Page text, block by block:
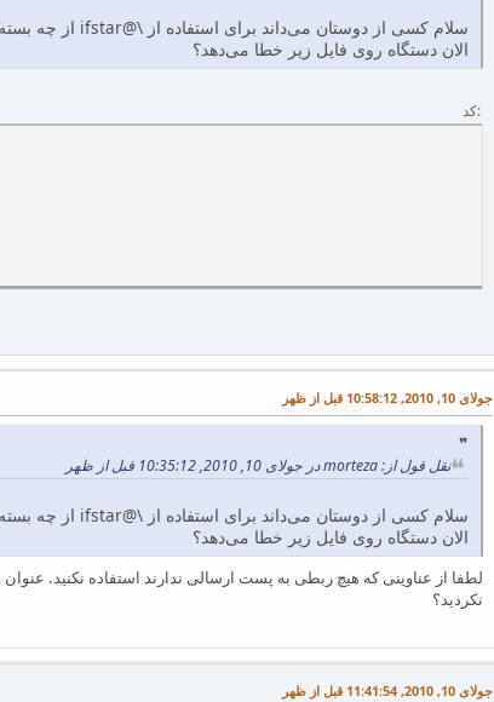
سلام کسی از دوستان می‌داند برای استفاده از \@ifstar از چه بسته‌ای باید استفاده کنم؟
الان دستگاه روی فایل زیر خطا می‌دهد؟
کد
جولای 10, 2010, 10:58:12 قبل از ظهر
نقل قول از: morteza در جولای 10, 2010, 10:35:12 قبل از ظهر
سلام کسی از دوستان می‌داند برای استفاده از \@ifstar از چه بسته‌ای باید استفاده کنم؟
الان دستگاه روی فایل زیر خطا می‌دهد؟
نکردید؟
جولای 10, 2010, 11:41:54 قبل از ظهر